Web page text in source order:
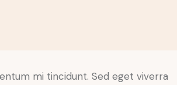
mi tincidunt. Sed eget viverra